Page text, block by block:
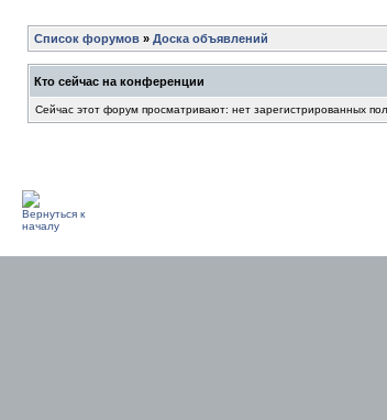
Список форумов » Доска объявлений
Кто сейчас на конференции
Сейчас этот форум просматривают: нет зарегистрированных